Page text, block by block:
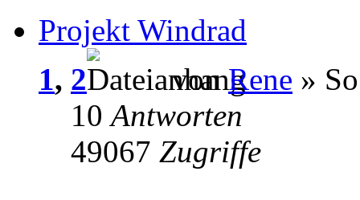
Projekt Windrad
1, 2 vonRene »
10Antworten
49067 Zugriffe